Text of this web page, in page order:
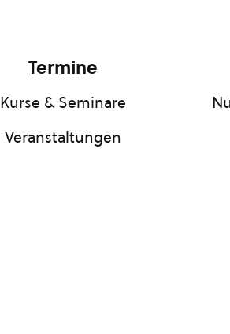
Termine
Kurse & Seminare
Veranstaltungen